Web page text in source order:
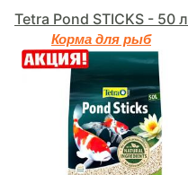
Tetra Pond STICKS - 50 л
Корма для рыб